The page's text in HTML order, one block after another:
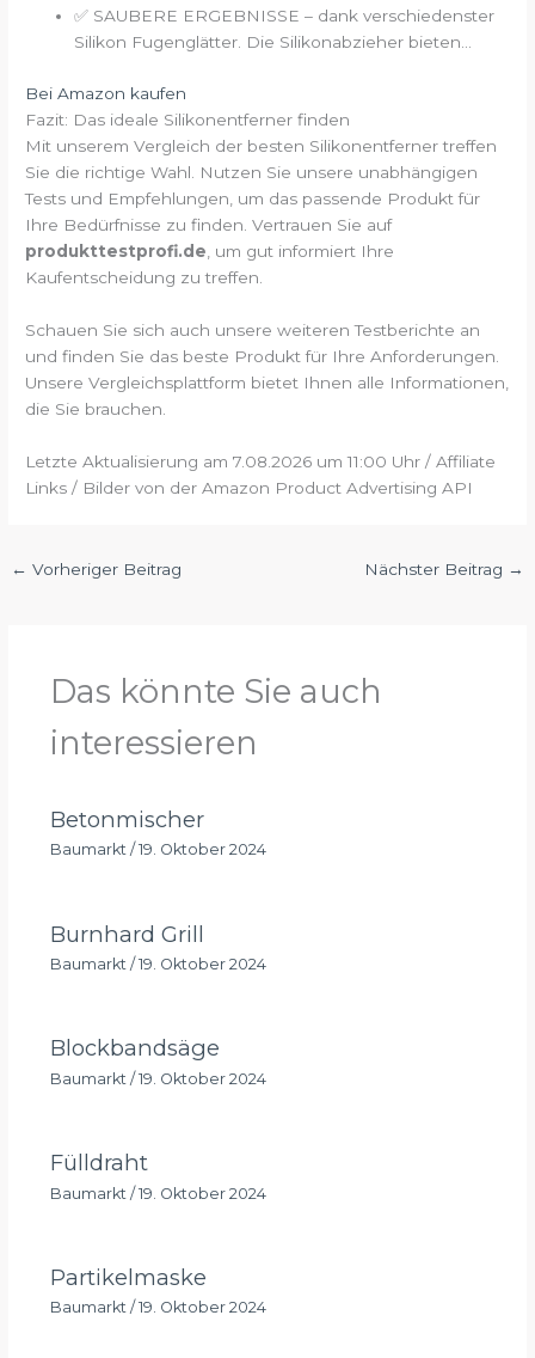
✅ SAUBERE ERGEBNISSE – dank verschiedenster
Silikon Fugenglätter. Die Silikonabzieher bieten...
Bei Amazon kaufen
Fazit: Das ideale Silikonentferner finden
Mit unserem Vergleich der besten Silikonentferner treffen
Sie die richtige Wahl. Nutzen Sie unsere unabhängigen
Tests und Empfehlungen, um das passende Produkt für
Ihre Bedürfnisse zu finden. Vertrauen Sie auf
produkttestprofi.de , um gut informiert Ihre
Kaufentscheidung zu treffen.
Schauen Sie sich auch unsere weiteren Testberichte an
und finden Sie das beste Produkt für Ihre Anforderungen.
Unsere Vergleichsplattform bietet Ihnen alle Informationen,
die Sie brauchen.
Letzte Aktualisierung am 7.08.2026 um 11:00 Uhr / Affiliate
Links / Bilder von der Amazon Product Advertising API
← Vorheriger Beitrag Nächster Beitrag →
Das könnte Sie auch
interessieren
Betonmischer
Baumarkt/ 19. Oktober 2024
Burnhard Grill
Baumarkt/ 19. Oktober 2024
Blockbandsäge
Baumarkt / 19. Oktober 2024
Fülldraht
Baumarkt /19. Oktober 2024
Partikelmaske
Baumarkt/ 19. Oktober 2024